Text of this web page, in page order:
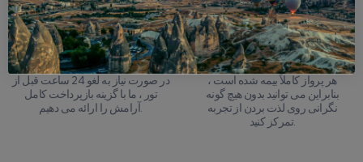
ضمانت پول 24 ساعته
در صورت نیاز به لغو 24 ساعت قبل از
تور ، ما با گزینه بازپرداخت کامل
آرامش را ارائه می دهیم.
بیمه تور جامع
هر پرواز کاملاً بیمه شده است ،
بنابراین می توانید بدون هیچ گونه
نگرانی روی لذت بردن از تجربه
تمرکز کنید.